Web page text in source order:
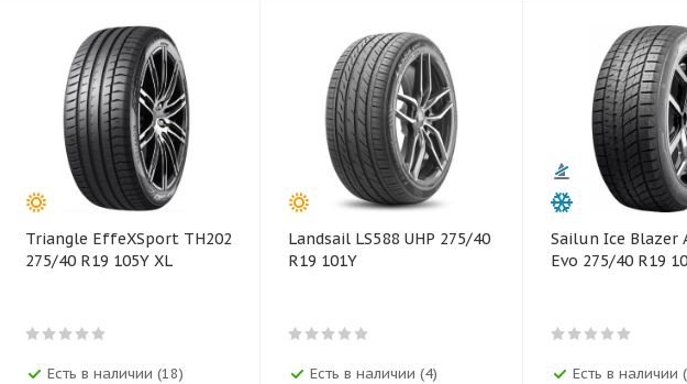
Triangle EffeXSport TH202
275/40 R19 105Y XL
Есть в наличии (18)
Landsail LS588 UHP 275/40
R19 101Y
Есть в наличии (4)
Sailun Ice Blazer
Evo 275/40 R19
Есть в наличии